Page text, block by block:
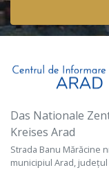
Das Nationale
Kreises Arad
Strada Banu Mărăcine
municipiul Arad, județul